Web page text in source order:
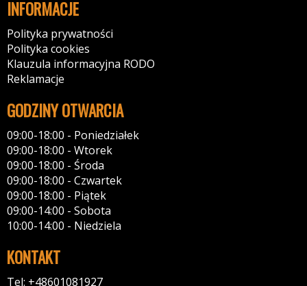
INFORMACJE
Polityka prywatności
Polityka cookies
Klauzula informacyjna RODO
Reklamacje
GODZINY OTWARCIA
09:00-18:00 - Poniedziałek
09:00-18:00 - Wtorek
09:00-18:00 - Środa
09:00-18:00 - Czwartek
09:00-18:00 - Piątek
09:00-14:00 - Sobota
10:00-14:00 - Niedziela
KONTAKT
Tel: +48601081927